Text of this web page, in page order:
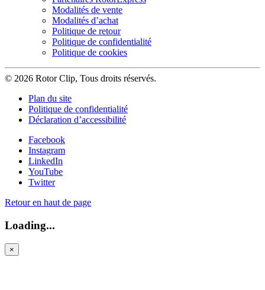
Modalités de vente
Modalités d’achat
Politique de retour
Politique de confidentialité
Politique de cookies
© 2026 Rotor Clip, Tous droits réservés.
Plan du site
Politique de confidentialité
Déclaration d’accessibilité
Facebook
Instagram
LinkedIn
YouTube
Twitter
Retour en haut de page
Loading...
×